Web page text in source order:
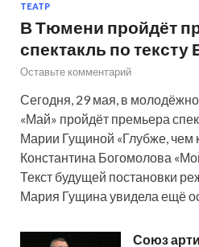
ТЕАТР
В Тюмени пройдёт
спектакль по
Оставьте комментарий
Сегодня, 29 мая, в
«Май» пройдёт премьера
Марии Гущиной «Глубже, чем
Константина Богомолова
Текст будущей постановки
Мария Гущина увидела ещё
Союз